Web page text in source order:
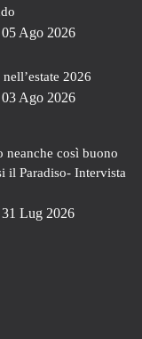
Ago 2026
2026
Ago 2026
neanche così buono
il Paradiso- Intervista
Lug 2026